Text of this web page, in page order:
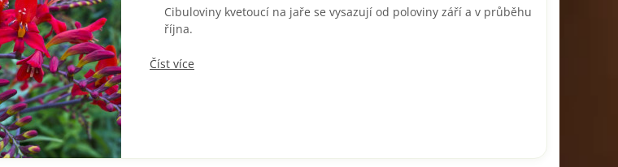
Cibuloviny kvetoucí na jaře se vysazují od poloviny září a v průběhu
října.
Číst více